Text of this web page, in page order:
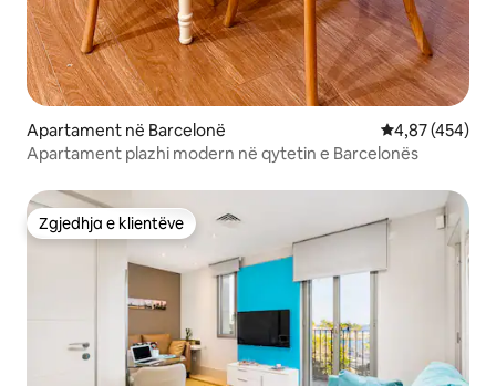
Apartament në Barcelonë Vlerësimi
4,87 (454)
Apartament plazhi modern në qytetin e Barcelonës
Zgjedhja e klientëve
Zgjedhja e klientëve